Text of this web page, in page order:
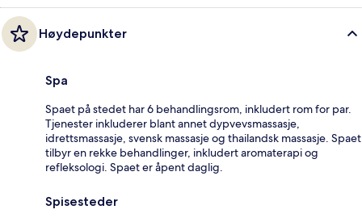
Høydepunkter
Spa
Spaet på stedet har 6 behandlingsrom, inkludert rom for par.
Tjenester inkluderer blant annet dypvevsmassasje,
idrettsmassasje, svensk massasje og thailandsk massasje. Spaet
tilbyr en rekke behandlinger, inkludert aromaterapi og
refleksologi. Spaet er åpent daglig.
Spisesteder